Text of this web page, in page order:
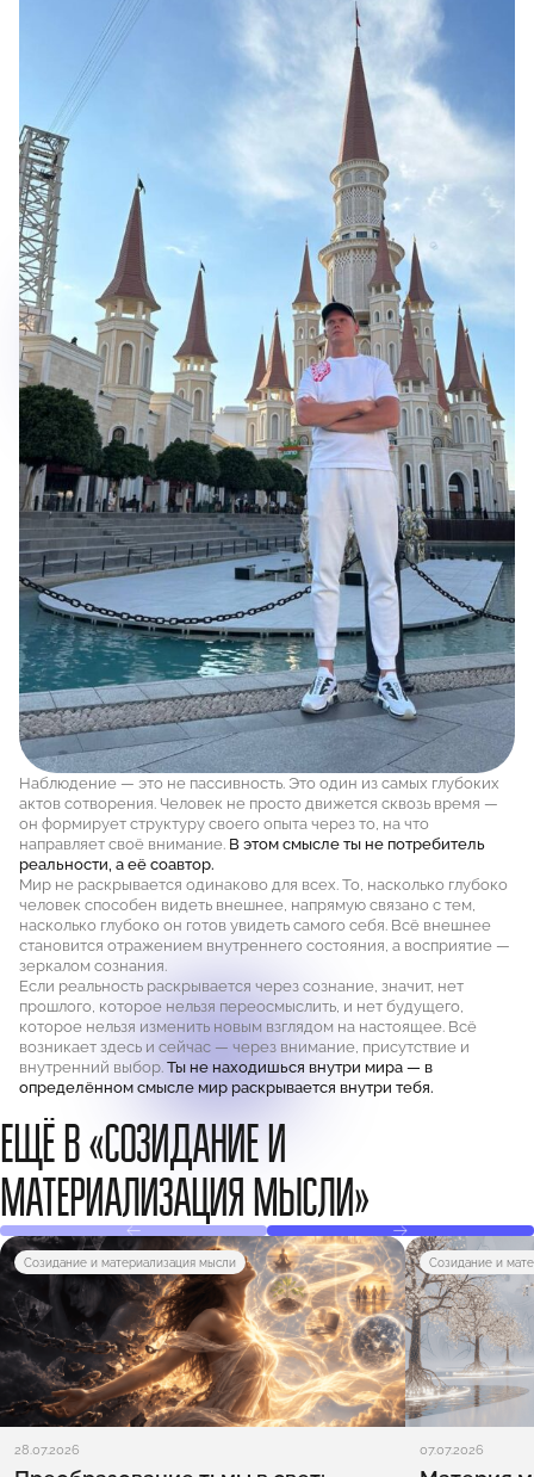
Наблюдение — это не пассивность. Это один из самых глубоких
актов сотворения. Человек не просто движется сквозь время —
он формирует структуру своего опыта через то, на что
направляет своё внимание. В этом смысле ты не потребитель
реальности, а её соавтор.
Мир не раскрывается одинаково для всех. То, насколько глубоко
человек способен видеть внешнее, напрямую связано с тем,
насколько глубоко он готов увидеть самого себя. Всё внешнее
становится отражением внутреннего состояния, а восприятие —
зеркалом сознания.
Если реальность раскрывается через сознание, значит, нет
прошлого, которое нельзя переосмыслить, и нет будущего,
которое нельзя изменить новым взглядом на настоящее. Всё
возникает здесь и сейчас — через внимание, присутствие и
внутренний выбор.Ты не находишься внутри мира — в
определённом смысле мир раскрывается внутри тебя.
ЕЩЁ В «СОЗИДАНИЕ И
МАТЕРИАЛИЗАЦИЯ МЫСЛИ»
Созидание и материализация мысли
28.07.2026
Созидание и
07.07.2026